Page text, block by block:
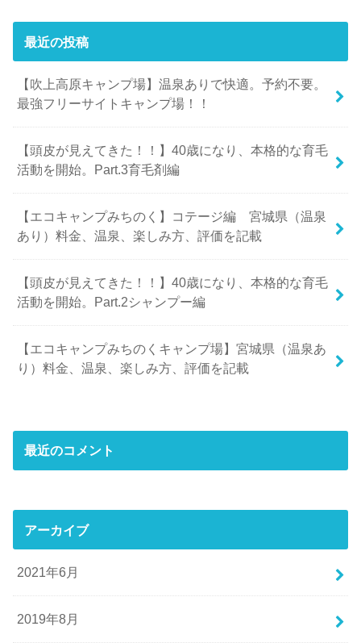
最近の投稿
【吹上高原キャンプ場】温泉ありで快適。予約不要。
最強フリーサイトキャンプ場！！
【頭皮が見えてきた！！】40歳になり、本格的な育毛
活動を開始。Part.3育毛剤編
【エコキャンプみちのく】コテージ編 宮城県（温泉
あり）料金、温泉、楽しみ方、評価を記載
【頭皮が見えてきた！！】40歳になり、本格的な育毛
活動を開始。Part.2シャンプー編
【エコキャンプみちのくキャンプ場】宮城県（温泉あ
り）料金、温泉、楽しみ方、評価を記載
最近のコメント
アーカイブ
2021年6月
2019年8月